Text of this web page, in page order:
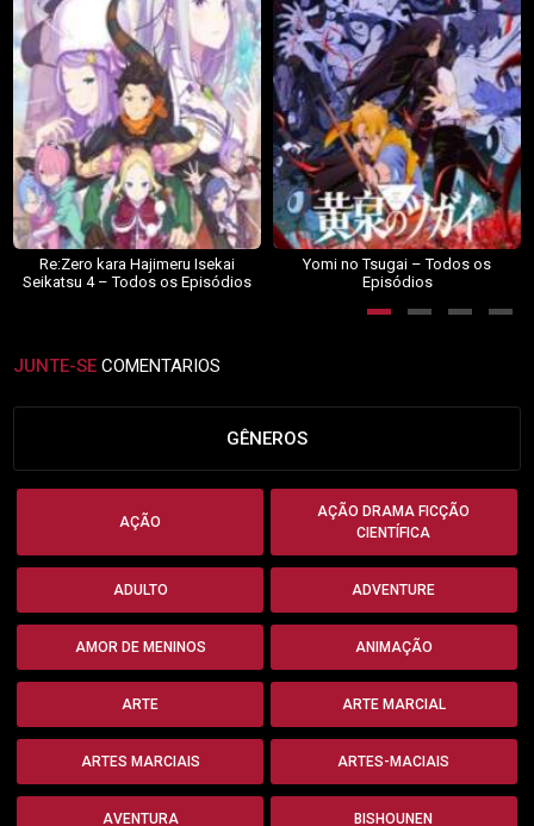
Re:Zero kara Hajimeru Isekai
Seikatsu 4 – Todos os Episódios
Yomi no Tsugai – Todos os
Episódios
JUNTE-SE COMENTARIOS
GÊNEROS
AÇÃO
AÇÃO DRAMA FICÇÃO
CIENTÍFICA
ADULTO ADVENTURE
AMOR DE MENINOS ANIMAÇÃO
ARTE ARTE MARCIAL
ARTES MARCIAIS ARTES-MACIAIS
AVENTURA BISHOUNEN